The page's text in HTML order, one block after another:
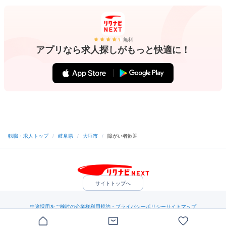
無料
アプリなら求人探しがもっと快適に！
転職・求人トップ / 岐阜県 / 大垣市 / 障がい者歓迎
サイトトップへ
中途採用をご検討の企業様利用規約・プライバシーポリシーサイトマップ
（C）Indeed Inc.